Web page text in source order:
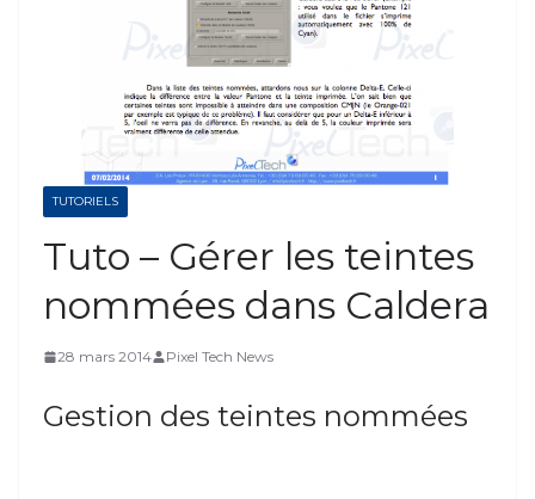
TUTORIELS
Tuto – Gérer les teintes
nommées dans Caldera
28 mars 2014 Pixel Tech News
Gestion des teintes nommées